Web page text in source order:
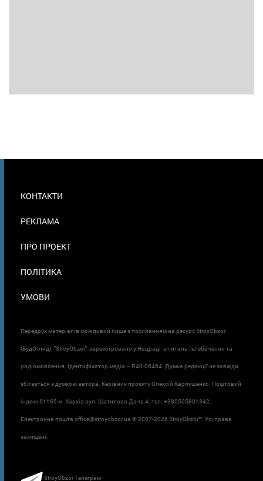
В
КОНТАКТИ
РЕКЛАМА
ПРО ПРОЕКТ
ПОЛІТИКА
УМОВИ
Передрук матеріалів можливий лише з посиланням на ресурс StroyObzor
(БудОгляд). "StroyObzor" зареєстровано у Нацраді з питань телебачення та
радіомовлення. Ідентифікатор медіа – R40-06464. Думка редакції не завжди
збігається з думкою автора. Керівник проєкту Олексій Карпушенко. Поштовий
індекс 61165 м. Харків вул. Шатилова Дача 4. тел. +380505801342.
Електронна пошта office@stroyobzor.ua © 2007-2026 StroyObzor™. Усі права
захищені.
StroyObzor Телеграм